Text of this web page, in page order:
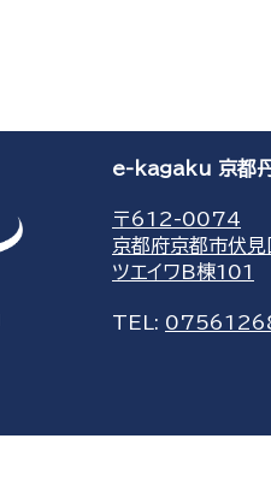
e-kagaku 京都
〒612-0074
京都府京都市伏
ツエイワB棟101
TEL: